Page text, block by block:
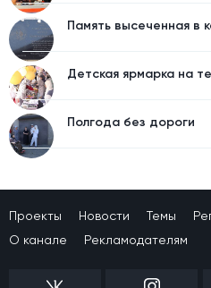
Память высеченная в
Детская ярмарка на
Полгода без дороги
Проекты Новости Темы
О канале
Рекламодателям